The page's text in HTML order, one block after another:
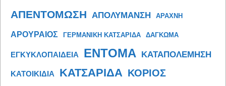
ΑΠΕΝΤΟΜΩΣΗ
ΑΠΟΛΥΜΑΝΣΗ ΑΡΑΧΝΗ
ΑΡΟΥΡΑΙΟΣ ΓΕΡΜΑΝΙΚΗ ΚΑΤΣΑΡΙΔΑ ΔΑΓΚΩΜΑ
ΕΓΚΥΚΛΟΠΑΙΔΕΙΑ ΕΝΤΟΜΑ ΚΑΤΑΠΟΛΕΜΗΣΗ
ΚΑΤΟΙΚΙΔΙΑ ΚΑΤΣΑΡΙΔΑ ΚΟΡΙΟΣ